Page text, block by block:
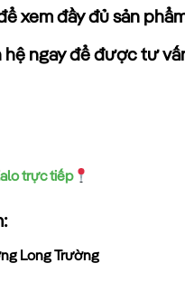
xem đầy đủ sản
ngay để được tư
trực tiếp
Long Trường